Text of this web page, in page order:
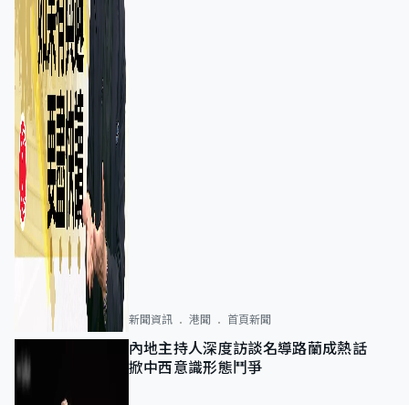
新聞資訊 港聞 首頁新聞
內地主持人深度訪談名導路蘭成熱話
掀中西意識形態鬥爭